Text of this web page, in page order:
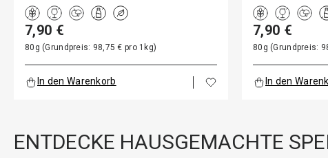
7,90 €
80g (Grundpreis: 98,75 € pro 1kg)
In den Warenkorb
7,90 €
80g (Grundpreis:
In den
ENTDECKE HAUSGEMACHTE